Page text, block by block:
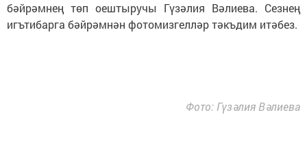
бәйрәмнең төп оештыручы Гүзәлия Вәлиева. Сезнең
игътибарга бәйрәмнән фотомизгелләр тәкъдим итәбез.
Фото: Гүзәлия Вәлиева